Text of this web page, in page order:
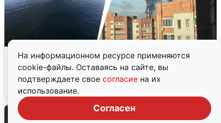
На информационном ресурсе применяются
cookie-файлы. Оставаясь на сайте, вы
подтверждаете свое согласие на их
использование.
Согласен
Ночная атака БПЛА на Ярославль:
попадания и последствия
6 августа 0